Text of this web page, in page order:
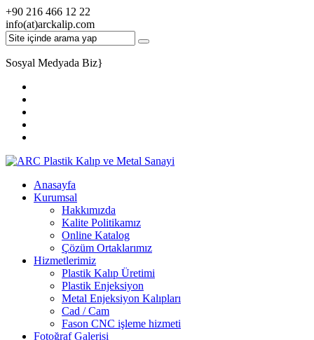
+90 216 466 12 22
info(at)arckalip.com
Sosyal Medyada Biz}
Anasayfa
Kurumsal
Hakkımızda
Kalite Politikamız
Online Katalog
Çözüm Ortaklarımız
Hizmetlerimiz
Plastik Kalıp Üretimi
Plastik Enjeksiyon
Metal Enjeksiyon Kalıpları
Cad / Cam
Fason CNC işleme hizmeti
Fotoğraf Galerisi